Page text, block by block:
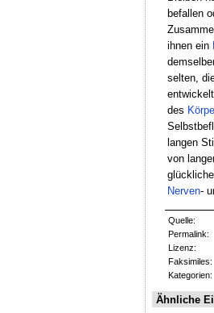
befallen
ihnen ein
selten,
des
langen
von
Nerven-
Quelle:
Permalink:
Lizenz:
Faksimiles:
Kategorien:
Ähnliche